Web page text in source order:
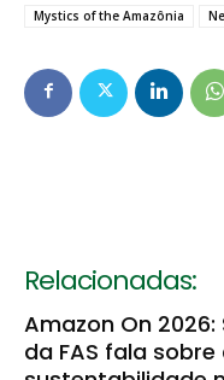
Mystics of the Amazônia
Relacionadas:
Amazon On
da FAS fala